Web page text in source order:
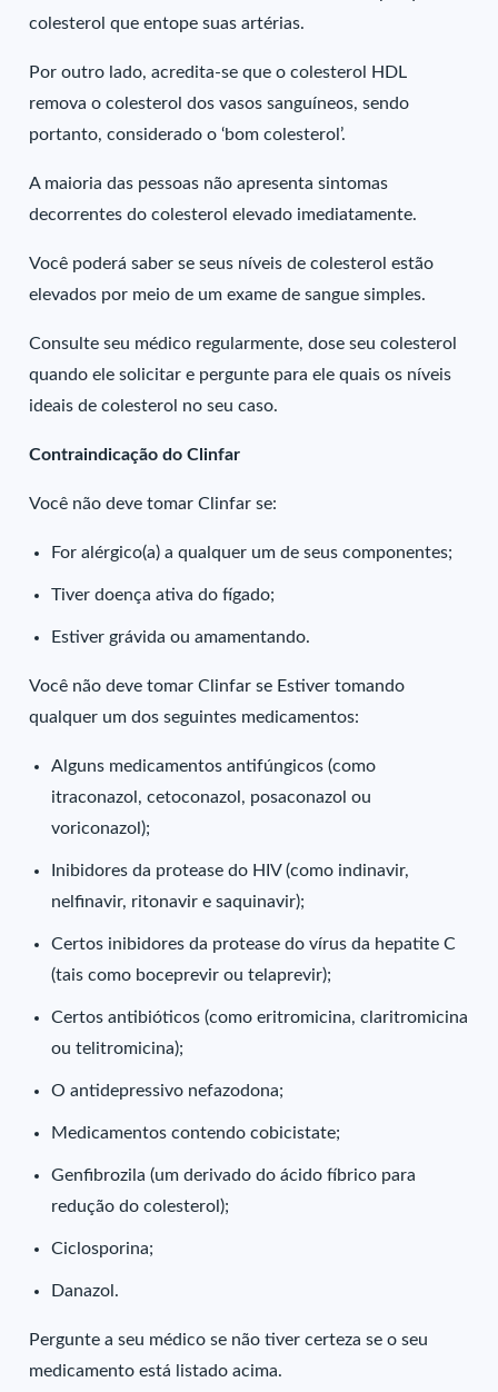
colesterol que entope suas artérias.
Por outro lado, acredita-se que o colesterol HDL
remova o colesterol dos vasos sanguíneos, sendo
portanto, considerado o ‘bom colesterol’.
A maioria das pessoas não apresenta sintomas
decorrentes do colesterol elevado imediatamente.
Você poderá saber se seus níveis de colesterol estão
elevados por meio de um exame de sangue simples.
Consulte seu médico regularmente, dose seu colesterol
quando ele solicitar e pergunte para ele quais os níveis
ideais de colesterol no seu caso.
Contraindicação do Clinfar
Você não deve tomar Clinfar se:
For alérgico(a) a qualquer um de seus componentes;
Tiver doença ativa do fígado;
Estiver grávida ou amamentando.
Você não deve tomar Clinfar se Estiver tomando
qualquer um dos seguintes medicamentos:
Alguns medicamentos antifúngicos (como
itraconazol, cetoconazol, posaconazol ou
voriconazol);
Inibidores da protease do HIV (como indinavir,
nelfinavir, ritonavir e saquinavir);
Certos inibidores da protease do vírus da hepatite C
(tais como boceprevir ou telaprevir);
Certos antibióticos (como eritromicina, claritromicina
ou telitromicina);
O antidepressivo nefazodona;
Medicamentos contendo cobicistate;
Genfibrozila (um derivado do ácido fíbrico para
redução do colesterol);
Ciclosporina;
Danazol.
Pergunte a seu médico se não tiver certeza se o seu
medicamento está listado acima.